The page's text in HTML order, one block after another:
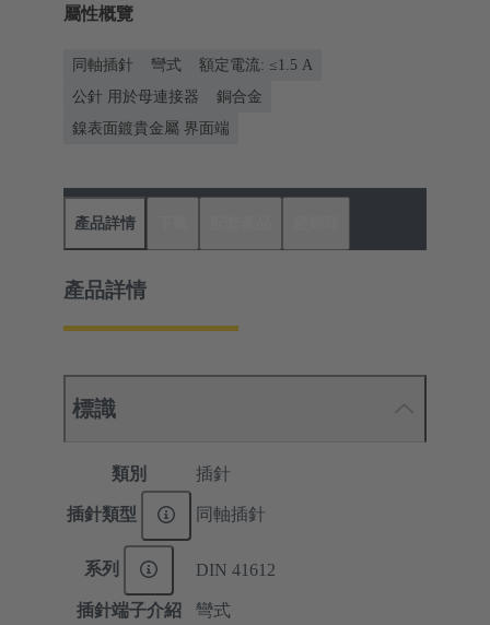
屬性概覽
同軸插針 彎式
額定電流: ≤1.5 A
公針 用於母連接器
銅合金
鎳表面鍍貴金屬 界面端
產品詳情
產品詳情
標識
類別 插針
插針類型 同軸插針
系列 DIN 41612
插針端子介紹
彎式